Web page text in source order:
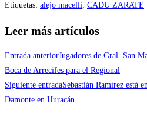
Compartir
Etiquetas: alejo macelli, CADU ZARATE
Leer más artículos
Entrada anteriorJugadores de Gral. San
Boca de Arrecifes para el Regional
Siguiente entradaSebastián Ramírez está
Damonte en Huracán